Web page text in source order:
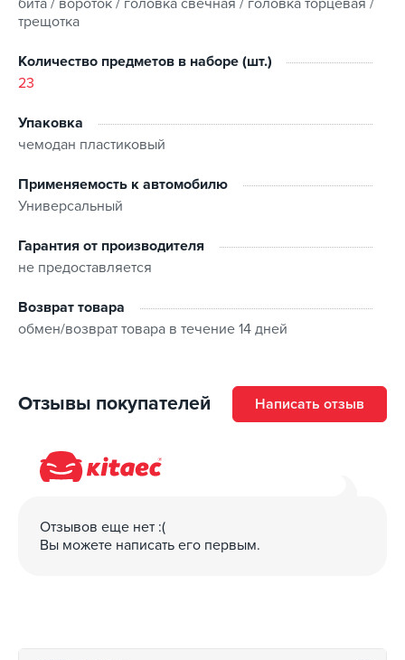
трещотка
Количество предметов в наборе (шт.)
23
Упаковка
чемодан пластиковый
Применяемость к автомобилю
Универсальный
Гарантия от производителя
не предоставляется
Возврат товара
обмен/возврат товара в течение 14 дней
Отзывы покупателей Написать отзыв
Отзывов еще нет :(
Вы можете написать его первым.